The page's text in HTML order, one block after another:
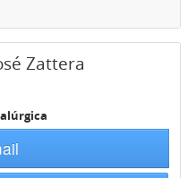
Zattera